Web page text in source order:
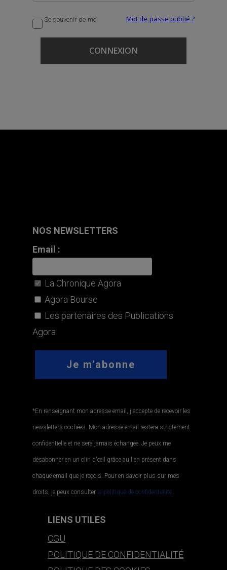
Se souvenir de moi Mot de passe oublié ?
NOS NEWSLETTERS
Email :
La Chronique Agora
Agora Bourse
Les partenaires des Publications
Agora
*En renseignant mon adresse email, j'accepte de recevoir les
newsletters cochées. Mon adresse email restera strictement
confidentielle et ne sera jamais échangée. Je peux me
désabonner en un clin d'œil grâce au lien présent dans
chaque email que je reçois. Pour en savoir plus sur mes
droits, je peux consulter la politique de confidentialité..
LIENS UTILES
CGU
POLITIQUE DE CONFIDENTIALITÉ